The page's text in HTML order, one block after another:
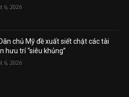
6, 2026
chủ Mỹ đề xuất siết chặt các tài
hưu trí “siêu khủng”
6, 2026